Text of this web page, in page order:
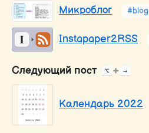
Микроблог
#blog
Instapaper2RSS
Следующий пост ⌥ + →
Календарь 2022